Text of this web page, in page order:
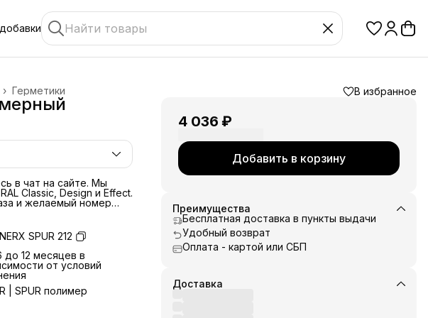
Герметики
›
в чат на сайте. Мы
Classic, Design и Effect.
и желаемый номер
внутренних/наружных
и с помощью
свойства
рабочей температуре.
дрелью со
SPUR 212
до 12 месяцев в
от условий
| SPUR полимер
В избранное
4 036 ₽
Добавить в корзину
Преимущества
Бесплатная доставка в пункты выдачи
Удобный возврат
Оплата - картой или СБП
Доставка